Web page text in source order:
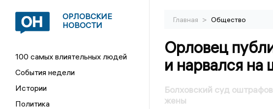
ОРЛОВСКИЕ
НОВОСТИ
100 самых влиятельных людей
События недели
Истории
Политика
Главная > Общество
Орловец
и нарвался на
Болховский суд
жены